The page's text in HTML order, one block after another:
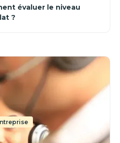
évaluer le niveau
?